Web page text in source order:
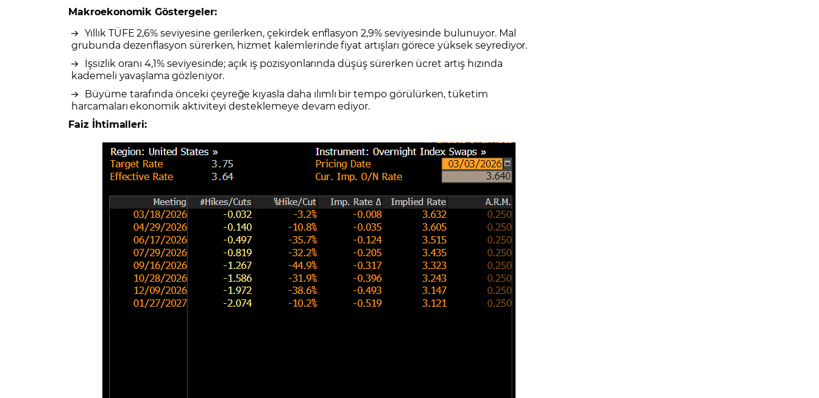
Makroekonomik Göstergeler:
Yıllık TÜFE 2,6% seviyesine gerilerken, çekirdek enflasyon 2,9% seviyesinde bulunuyor. Mal
grubunda dezenflasyon sürerken, hizmet kalemlerinde fiyat artışları görece yüksek seyrediyor.
İşsizlik oranı 4,1% seviyesinde; açık iş pozisyonlarında düşüş sürerken ücret artış hızında
kademeli yavaşlama gözleniyor.
Büyüme tarafında önceki çeyreğe kıyasla daha ılımlı bir tempo görülürken, tüketim
harcamaları ekonomik aktiviteyi desteklemeye devam ediyor.
Faiz İhtimalleri: